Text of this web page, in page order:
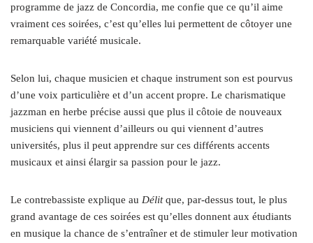
programme de jazz de Concordia, me confie que ce qu’il aime
vraiment ces soirées, c’est qu’elles lui permettent de côtoyer une
remarquable variété musicale.
Selon lui, chaque musicien et chaque instrument son est pourvus
d’une voix particulière et d’un accent propre. Le charismatique
jazzman en herbe précise aussi que plus il côtoie de nouveaux
musiciens qui viennent d’ailleurs ou qui viennent d’autres
universités, plus il peut apprendre sur ces différents accents
musicaux et ainsi élargir sa passion pour le jazz.
Le contrebassiste explique au Délitque, par-dessus tout, le plus
grand avantage de ces soirées est qu’elles donnent aux étudiants
en musique la chance de s’entraîner et de stimuler leur motivation